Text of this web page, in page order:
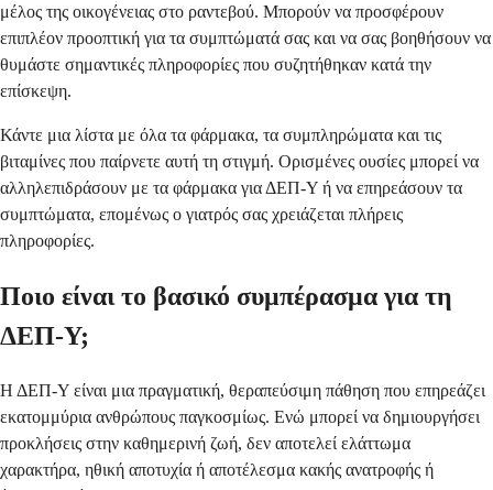
μέλος της οικογένειας στο ραντεβού. Μπορούν να προσφέρουν
επιπλέον προοπτική για τα συμπτώματά σας και να σας βοηθήσουν να
θυμάστε σημαντικές πληροφορίες που συζητήθηκαν κατά την
επίσκεψη.
Κάντε μια λίστα με όλα τα φάρμακα, τα συμπληρώματα και τις
βιταμίνες που παίρνετε αυτή τη στιγμή. Ορισμένες ουσίες μπορεί να
αλληλεπιδράσουν με τα φάρμακα για ΔΕΠ-Υ ή να επηρεάσουν τα
συμπτώματα, επομένως ο γιατρός σας χρειάζεται πλήρεις
πληροφορίες.
Ποιο είναι το βασικό συμπέρασμα για τη
ΔΕΠ-Υ;
Η ΔΕΠ-Υ είναι μια πραγματική, θεραπεύσιμη πάθηση που επηρεάζει
εκατομμύρια ανθρώπους παγκοσμίως. Ενώ μπορεί να δημιουργήσει
προκλήσεις στην καθημερινή ζωή, δεν αποτελεί ελάττωμα
χαρακτήρα, ηθική αποτυχία ή αποτέλεσμα κακής ανατροφής ή